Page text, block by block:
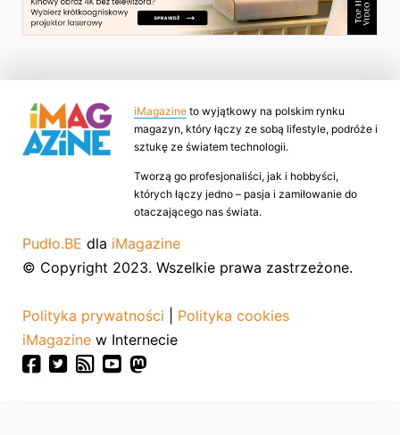
iMagazine to wyjątkowy na polskim rynku
magazyn, który łączy ze sobą lifestyle, podróże i
sztukę ze światem technologii.
Tworzą go profesjonaliści, jak i hobbyści,
których łączy jedno – pasja i zamiłowanie do
otaczającego nas świata.
Pudło.BE dla iMagazine
© Copyright 2023. Wszelkie prawa zastrzeżone.
Polityka prywatności
Polityka cookies
iMagazine w Internecie